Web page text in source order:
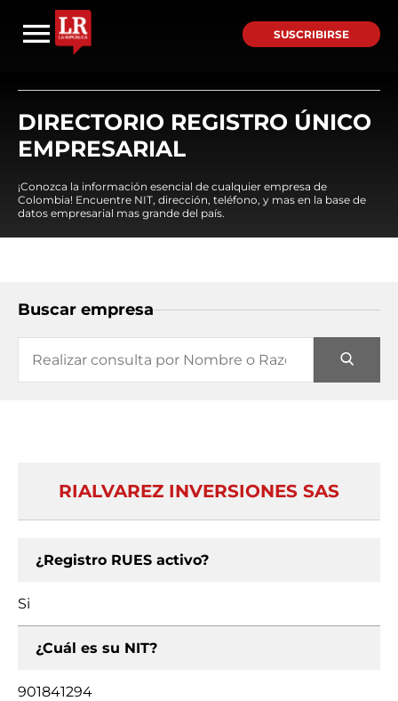
SUSCRIBIRSE
DIRECTORIO REGISTRO ÚNICO
EMPRESARIAL
¡Conozca la información esencial de cualquier empresa de
Colombia! Encuentre NIT, dirección, teléfono, y mas en la base de
datos empresarial mas grande del país.
Buscar empresa
RIALVAREZ INVERSIONES SAS
¿Registro RUES activo?
Si
¿Cuál es su NIT?
901841294